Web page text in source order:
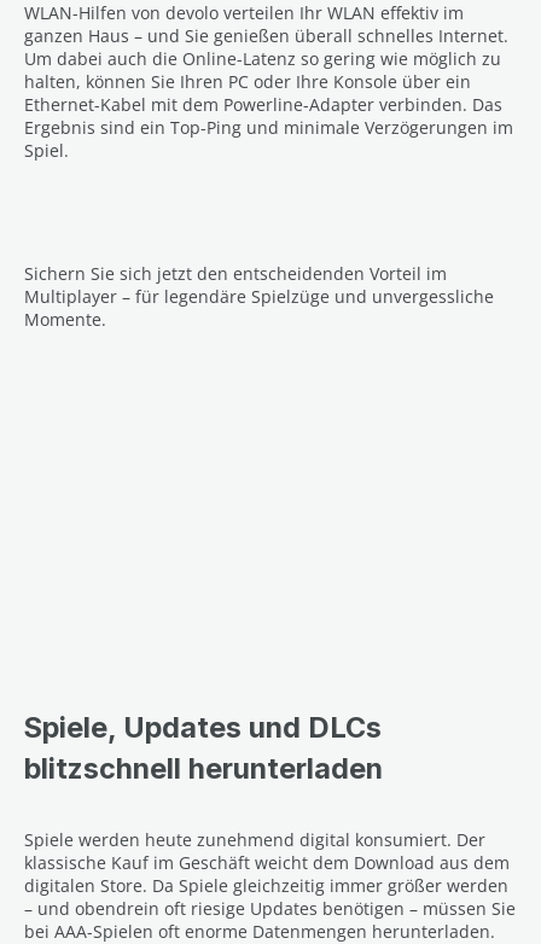
WLAN-Hilfen von devolo verteilen Ihr WLAN effektiv im
ganzen Haus – und Sie genießen überall schnelles Internet.
Um dabei auch die Online-Latenz so gering wie möglich zu
halten, können Sie Ihren PC oder Ihre Konsole über ein
Ethernet-Kabel mit dem Powerline-Adapter verbinden. Das
Ergebnis sind ein Top-Ping und minimale Verzögerungen im
Spiel.
Sichern Sie sich jetzt den entscheidenden Vorteil im
Multiplayer – für legendäre Spielzüge und unvergessliche
Momente.
Spiele, Updates und DLCs
blitzschnell herunterladen
Spiele werden heute zunehmend digital konsumiert. Der
klassische Kauf im Geschäft weicht dem Download aus dem
digitalen Store. Da Spiele gleichzeitig immer größer werden
– und obendrein oft riesige Updates benötigen – müssen Sie
bei AAA-Spielen oft enorme Datenmengen herunterladen.